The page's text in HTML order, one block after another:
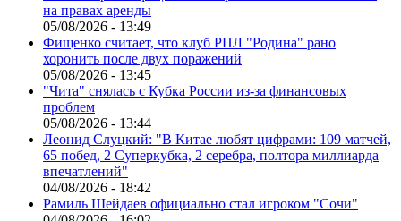
на правах аренды
05/08/2026 - 13:49
Фищенко считает, что клуб РПЛ "Родина" рано
хоронить после двух поражений
05/08/2026 - 13:45
"Чита" снялась с Кубка России из-за финансовых
проблем
05/08/2026 - 13:44
Леонид Слуцкий: "В Китае любят цифрами: 109 матчей,
65 побед, 2 Суперкубка, 2 серебра, полтора миллиарда
впечатлений"
04/08/2026 - 18:42
Рамиль Шейдаев официально стал игроком "Сочи"